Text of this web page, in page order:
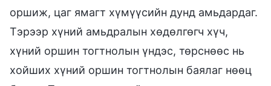
оршиж, цаг ямагт хүмүүсийн дунд амьдардаг.
Тэрээр хүний амьдралын хөдөлгөгч хүч,
хүний оршин тогтнолын үндэс, төрснөөс нь
хойших хүний оршин тогтнолын баялаг нөөц